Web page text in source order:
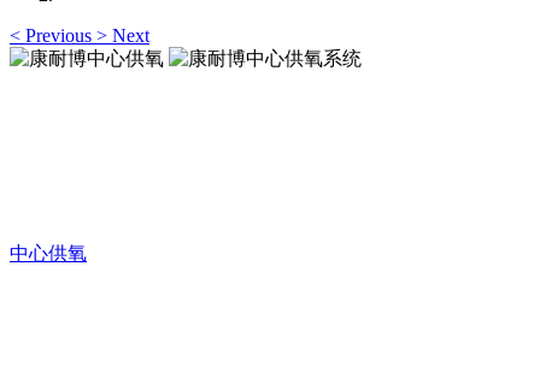
< Previous > Next
中心供氧